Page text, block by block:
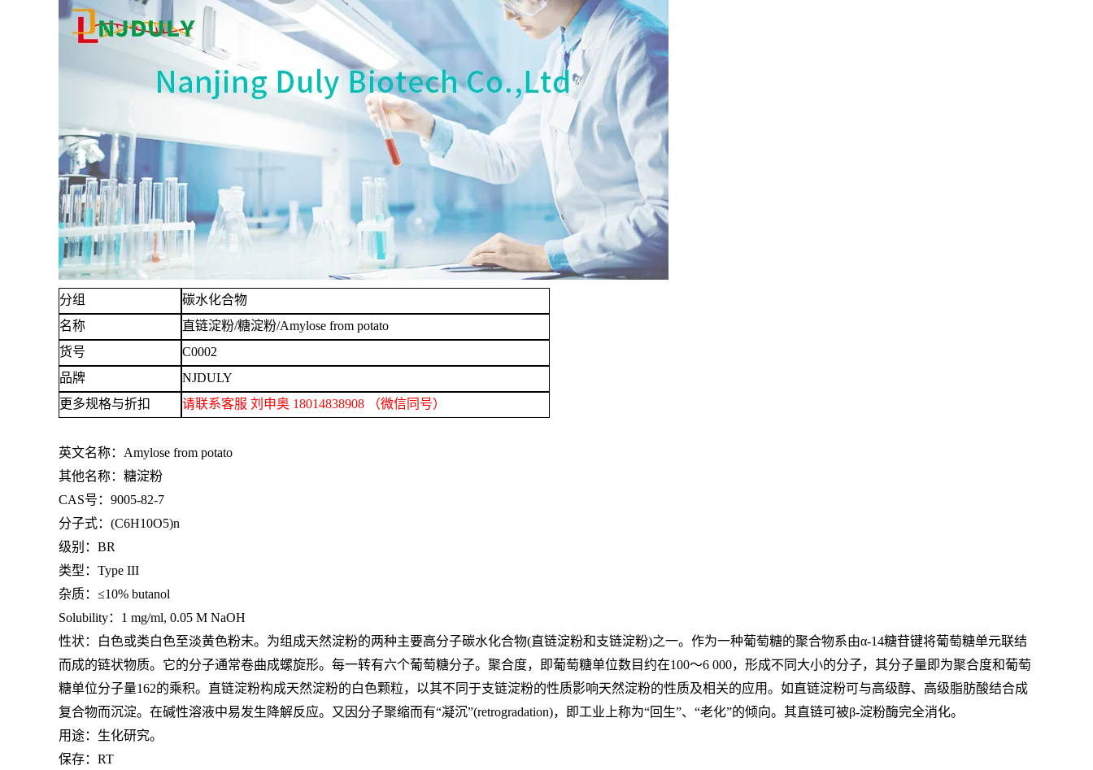
分组
碳水化合物
名称
直链淀粉/糖淀粉/Amylose from potato
货号
C0002
品牌
NJDULY
更多规格与折扣
请联系客服 刘申奥 18014838908 （微信同号）
英文名称： Amylose from potato
其他名称：糖淀粉
CAS号：9005-82-7
分子式： (C6H10O5)n
级别： BR
类型： Type III
杂质： ≤10% butanol
Solubility：1 mg/ml, 0.05 M NaOH
性状：白色或类白色至淡黄色粉末。为组成天然淀粉的两种主要高分子碳水化合物(直链淀粉和支链淀粉)之一。作为一种葡萄糖的聚合物系由α-14糖苷键将葡萄糖单元联结
而成的链状物质。它的分子通常卷曲成螺旋形。每一转有六个葡萄糖分子。聚合度，即葡萄糖单位数目约在100～6 000，形成不同大小的分子，其分子量即为聚合度和葡萄
糖单位分子量162的乘积。直链淀粉构成天然淀粉的白色颗粒，以其不同于支链淀粉的性质影响天然淀粉的性质及相关的应用。如直链淀粉可与高级醇、高级脂肪酸结合成
复合物而沉淀。在碱性溶液中易发生降解反应。又因分子聚缩而有“凝沉”(retrogradation)，即工业上称为“回生”、“老化”的倾向。其直链可被β-淀粉酶完全消化。
用途：生化研究。
保存： RT